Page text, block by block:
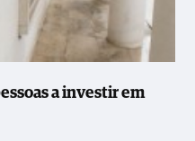
a investir em